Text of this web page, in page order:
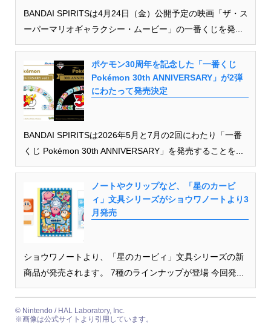
BANDAI SPIRITSは4月24日（金）公開予定の映画「ザ・ス
ーパーマリオギャラクシー・ムービー」の一番くじを発...
ポケモン30周年を記念した「一番くじ
Pokémon 30th ANNIVERSARY」が2弾
にわたって発売決定
BANDAI SPIRITSは2026年5月と7月の2回にわたり「一番
くじ Pokémon 30th ANNIVERSARY」を発売することを...
ノートやクリップなど、「星のカービ
ィ」文具シリーズがショウワノートより3
月発売
ショウワノートより、「星のカービィ」文具シリーズの新
商品が発売されます。 7種のラインナップが登場 今回発...
© Nintendo / HAL Laboratory, Inc.
※画像は公式サイトより引用しています。